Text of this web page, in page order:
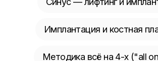
Имплантация и костная
Методика всё на 4-х ("all